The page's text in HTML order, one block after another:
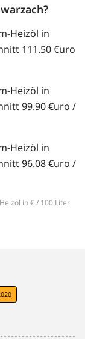
Heizöl in
111.50 €uro
Heizöl in
99.90 €uro /
Heizöl in
96.08 €uro /
in € / 100 Liter